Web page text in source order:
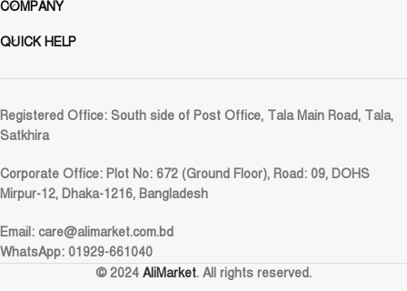
COMPANY
QUICK HELP
Registered Office: South side of Post Office, Tala Main Road, Tala,
Satkhira
Corporate Office: Plot No: 672 (Ground Floor), Road: 09, DOHS
Mirpur-12, Dhaka-1216, Bangladesh
Email: care@alimarket.com.bd
WhatsApp: 01929-661040
© 2024 AliMarket. All rights reserved.